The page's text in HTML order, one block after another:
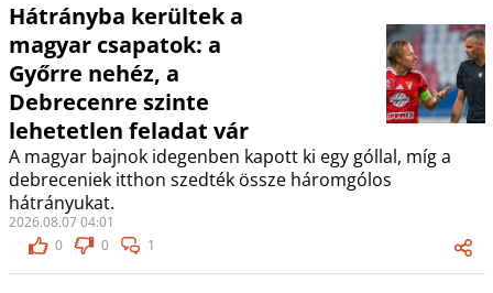
Hátrányba kerültek a
magyar csapatok: a
Győrre nehéz, a
Debrecenre szinte
lehetetlen feladat vár
A magyar bajnok idegenben kapott ki egy góllal, míg a
debreceniek itthon szedték össze háromgólos
hátrányukat.
2026.08.07 04:01
0
0 1